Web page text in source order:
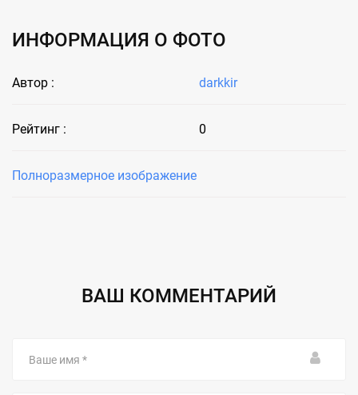
ИНФОРМАЦИЯ О ФОТО
Автор : darkkir
Рейтинг : 0
Полноразмерное изображение
ВАШ КОММЕНТАРИЙ
имя